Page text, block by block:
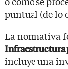
puntual (de lo
La normativa
Infraestructura
incluye una